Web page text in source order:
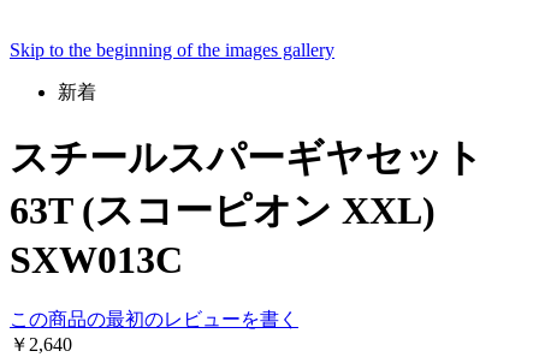
Skip to the beginning of the images gallery
新着
スチールスパーギヤセット
63T (スコーピオン XXL)
SXW013C
この商品の最初のレビューを書く
￥2,640